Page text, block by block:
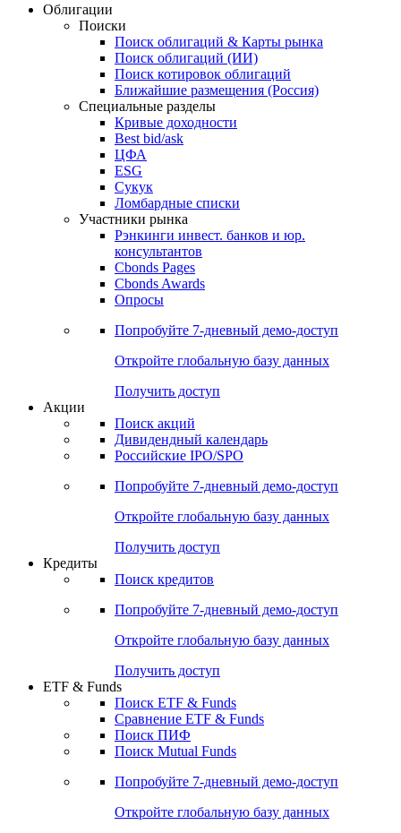
Облигации
Поиски
Поиск облигаций & Карты рынка
Поиск облигаций (ИИ)
Поиск котировок облигаций
Ближайшие размещения (Россия)
Специальные разделы
Кривые доходности
Best bid/ask
ЦФА
ESG
Сукук
Ломбардные списки
Участники рынка
Рэнкинги инвест. банков и юр.
консультантов
Cbonds Pages
Cbonds Awards
Опросы
Попробуйте 7-дневный демо-доступ
Откройте глобальную базу данных
Получить доступ
Акции
Поиск акций
Дивидендный календарь
Российские IPO/SPO
Попробуйте 7-дневный демо-доступ
Откройте глобальную базу данных
Получить доступ
Кредиты
Поиск кредитов
Попробуйте 7-дневный демо-доступ
Откройте глобальную базу данных
Получить доступ
ETF & Funds
Поиск ETF & Funds
Сравнение ETF & Funds
Поиск ПИФ
Поиск Mutual Funds
Попробуйте 7-дневный демо-доступ
Откройте глобальную базу данных